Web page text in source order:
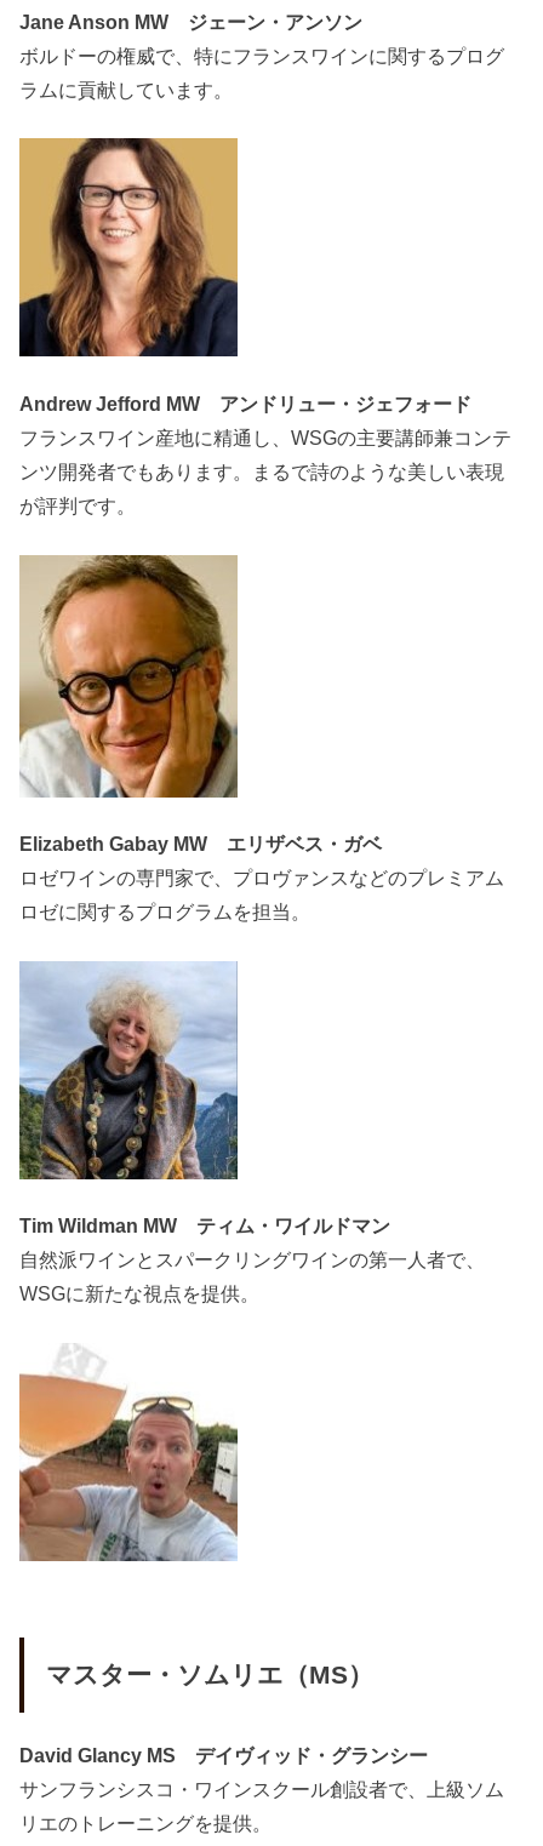
Jane Anson MW ジェーン・アンソン
ボルドーの権威で、特にフランスワインに関するプログ
ラムに貢献しています。
Andrew Jefford MW アンドリュー・ジェフォード
フランスワイン産地に精通し、WSGの主要講師兼コンテ
ンツ開発者でもあります。まるで詩のような美しい表現
が評判です。
Elizabeth Gabay MW エリザベス・ガベ
ロゼワインの専門家で、プロヴァンスなどのプレミアム
ロゼに関するプログラムを担当。
Tim Wildman MW ティム・ワイルドマン
自然派ワインとスパークリングワインの第一人者で、
WSGに新たな視点を提供。
マスター・ソムリエ（MS）
David Glancy MS デイヴィッド・グランシー
サンフランシスコ・ワインスクール創設者で、上級ソム
リエのトレーニングを提供。